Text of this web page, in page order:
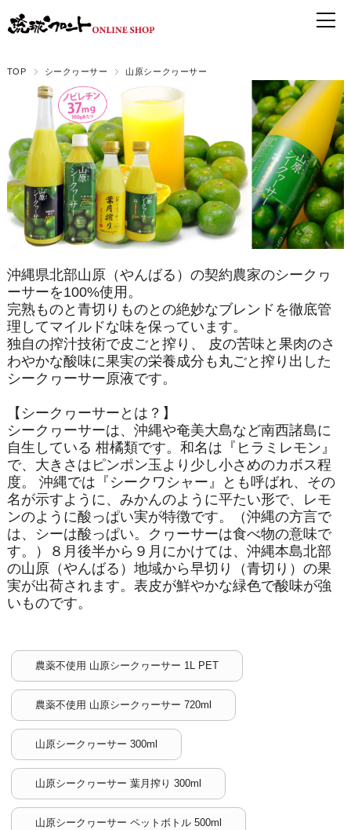
TOP シークヮーサー 山原シークヮーサー
沖縄県北部山原（やんばる）の契約農家のシークヮ
ーサーを100%使用。
完熟ものと青切りものとの絶妙なブレンドを徹底管
理してマイルドな味を保っています。
独自の搾汁技術で皮ごと搾り、 皮の苦味と果肉のさ
わやかな酸味に果実の栄養成分も丸ごと搾り出した
シークヮーサー原液です。
【シークヮーサーとは？】
シークヮーサーは、沖縄や奄美大島など南西諸島に
自生している 柑橘類です。和名は『ヒラミレモン』
で、大きさはピンポン玉より少し小さめのカボス程
度。 沖縄では『シークワシャー』とも呼ばれ、その
名が示すように、みかんのように平たい形で、レモ
ンのように酸っぱい実が特徴です。（沖縄の方言で
は、シーは酸っぱい。クヮーサーは食べ物の意味で
す。）８月後半から９月にかけては、沖縄本島北部
の山原（やんばる）地域から早切り（青切り）の果
実が出荷されます。表皮が鮮やかな緑色で酸味が強
いものです。
農薬不使用 山原シークヮーサー 1L PET
農薬不使用 山原シークヮーサー 720ml
山原シークヮーサー 300ml
山原シークヮーサー 葉月搾り 300ml
山原シークヮーサー ペットボトル 500ml